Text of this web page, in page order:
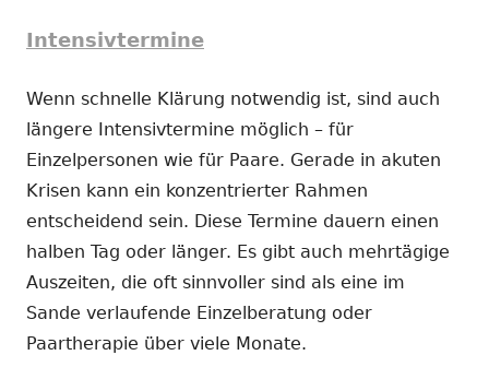
Intensivtermine
Wenn schnelle Klärung notwendig ist, sind auch
längere Intensivtermine möglich – für
Einzelpersonen wie für Paare. Gerade in akuten
Krisen kann ein konzentrierter Rahmen
entscheidend sein. Diese Termine dauern einen
halben Tag oder länger. Es gibt auch mehrtägige
Auszeiten, die oft sinnvoller sind als eine im
Sande verlaufende Einzelberatung oder
Paartherapie über viele Monate.